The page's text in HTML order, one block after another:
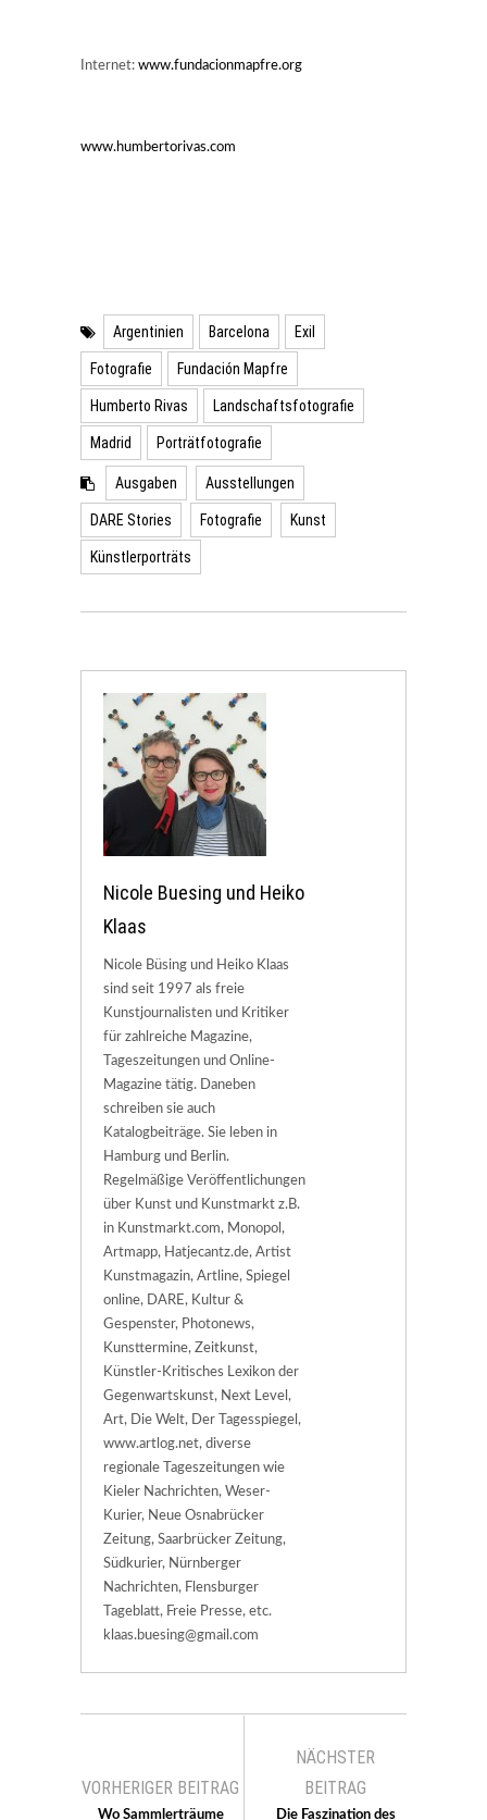
Internet: www.fundacionmapfre.org
www.humbertorivas.com
Argentinien Barcelona Exil
Fotografie Fundación Mapfre
Humberto Rivas Landschaftsfotografie
Madrid Porträtfotografie
Ausgaben Ausstellungen
DARE Stories Fotografie Kunst
Künstlerporträts
Nicole Buesing und Heiko
Klaas
Nicole Büsing und Heiko Klaas
sind seit 1997 als freie
Kunstjournalisten und Kritiker
für zahlreiche Magazine,
Tageszeitungen und Online-
Magazine tätig. Daneben
schreiben sie auch
Katalogbeiträge. Sie leben in
Hamburg und Berlin.
Regelmäßige Veröffentlichungen
über Kunst und Kunstmarkt z.B.
in Kunstmarkt.com, Monopol,
Artmapp, Hatjecantz.de, Artist
Kunstmagazin, Artline, Spiegel
online, DARE, Kultur &
Gespenster, Photonews,
Kunsttermine, Zeitkunst,
Künstler-Kritisches Lexikon der
Gegenwartskunst, Next Level,
Art, Die Welt, Der Tagesspiegel,
www.artlog.net, diverse
regionale Tageszeitungen wie
Kieler Nachrichten, Weser-
Kurier, Neue Osnabrücker
Zeitung, Saarbrücker Zeitung,
Südkurier, Nürnberger
Nachrichten, Flensburger
Tageblatt, Freie Presse, etc.
klaas.buesing@gmail.com
VORHERIGER BEITRAG
Wo Sammlerträume
NÄCHSTER
BEITRAG
Die Faszination des